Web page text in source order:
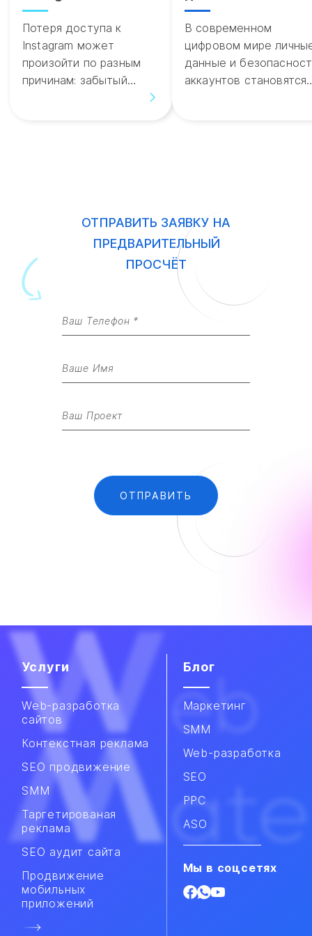
пошаговое
руководство от
WebMate
Потеря доступа к
Instagram может
произойти по разным
причинам: забытый
пароль, взлом аккаунта,
надёжные пароли
правила
безопасности
В современном
цифровом мире
данные и
аккаунтов становятся
ОТПРАВИТЬ ЗАЯВКУ НА
ПРЕДВАРИТЕЛЬНЫЙ
ПРОСЧЁТ
Услуги
Web-разработка
сайтов
Контекстная реклама
SEO продвижение
SMM​
Таргетированая
реклама
SEO аудит сайта
Продвижение
мобильных
приложений​
Блог
Маркетинг
SMM
Web-разработка
SEO
PPC
ASO
Мы в соцсетях